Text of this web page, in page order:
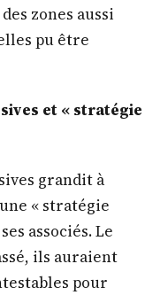
zones aussi
pu être
et « stratégie
grandit à
« stratégie
associés. Le
ils auraient
pour